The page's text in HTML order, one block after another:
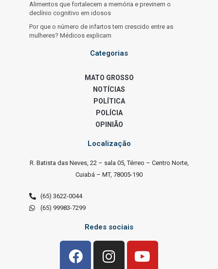
Alimentos que fortalecem a memória e previnem o
declínio cognitivo em idosos
Por que o número de infartos tem crescido entre as
mulheres? Médicos explicam
Categorias
MATO GROSSO
NOTÍCIAS
POLÍTICA
POLÍCIA
OPINIÃO
Localização
R. Batista das Neves, 22 – sala 05, Térreo – Centro Norte,
Cuiabá – MT, 78005-190
(65) 3622-0044
(65) 99983-7299
Redes sociais